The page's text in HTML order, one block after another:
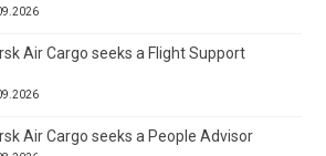
Air Cargo seeks a Flight Support
Air Cargo seeks a People Advisor